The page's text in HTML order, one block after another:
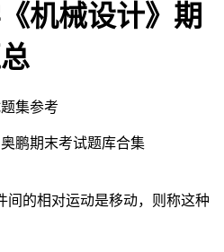
机械设计》期
集参考
鹏期末考试题库合集
间的相对运动是移动，则称这种